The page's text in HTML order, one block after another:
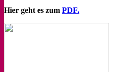
Hier geht es zum PDF.